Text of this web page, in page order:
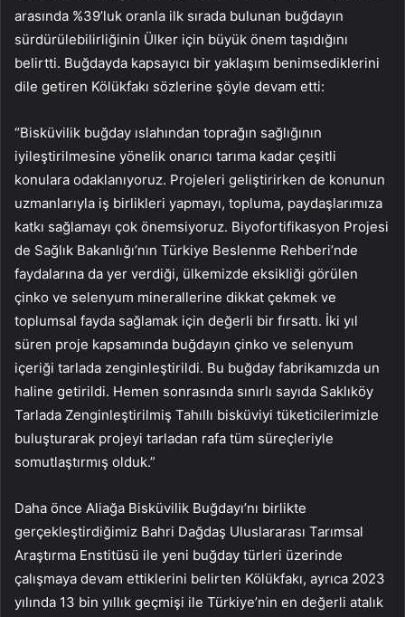
arasında %39’luk oranla ilk sırada bulunan buğdayın
sürdürülebilirliğinin Ülker için büyük önem taşıdığını
belirtti. Buğdayda kapsayıcı bir yaklaşım benimsediklerini
dile getiren Kölükfakı sözlerine şöyle devam etti:
“Bisküvilik buğday ıslahından toprağın sağlığının
iyileştirilmesine yönelik onarıcı tarıma kadar çeşitli
konulara odaklanıyoruz. Projeleri geliştirirken de konunun
uzmanlarıyla iş birlikleri yapmayı, topluma, paydaşlarımıza
katkı sağlamayı çok önemsiyoruz. Biyofortifikasyon Projesi
de Sağlık Bakanlığı’nın Türkiye Beslenme Rehberi’nde
faydalarına da yer verdiği, ülkemizde eksikliği görülen
çinko ve selenyum minerallerine dikkat çekmek ve
toplumsal fayda sağlamak için değerli bir fırsattı. İki yıl
süren proje kapsamında buğdayın çinko ve selenyum
içeriği tarlada zenginleştirildi. Bu buğday fabrikamızda un
haline getirildi. Hemen sonrasında sınırlı sayıda Saklıköy
Tarlada Zenginleştirilmiş Tahıllı bisküviyi tüketicilerimizle
buluşturarak projeyi tarladan rafa tüm süreçleriyle
somutlaştırmış olduk.”
Daha önce Aliağa Bisküvilik Buğdayı’nı birlikte
gerçekleştirdiğimiz Bahri Dağdaş Uluslararası Tarımsal
Araştırma Enstitüsü ile yeni buğday türleri üzerinde
çalışmaya devam ettiklerini belirten Kölükfakı, ayrıca 2023
yılında 13 bin yıllık geçmişi ile Türkiye’nin en değerli atalık